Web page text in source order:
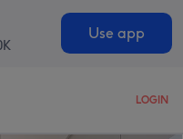
Use app
LOGIN